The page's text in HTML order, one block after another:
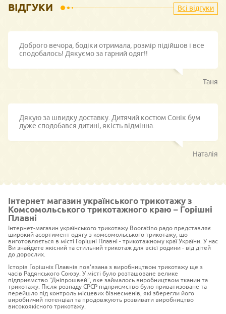
Всі відгуки
ВІДГУКИ
Доброго вечора, бодіки отримала, розмір підійшов і все
сподобалось! Дякуємо за гарний одяг!!
Таня
Дякую за швидку доставку. Дитячий костюм Сонік бум
дуже сподобався дитині, якість відмінна.
Наталія
Інтернет магазин українського трикотажу з
Комсомольського трикотажного краю – Горішні
Плавні
Інтернет-магазин українського трикотажу Booratino радо представляє
широкий асортимент одягу з комсомольського трикотажу, що
виготовляється в місті Горішні Плавні - трикотажному краї України. У нас
Ви знайдете якісний та стильний трикотаж для всієї родини - від дітей
до дорослих.
Історія Горішніх Плавнів пов'язана з виробництвом трикотажу ще з
часів Радянського Союзу. У місті було розташоване велике
підприємство "Дніпрошвей", яке займалось виробництвом тканин та
трикотажу. Після розпаду СРСР підприємство було приватизоване та
перейшло під контроль місцевих бізнесменів, які зберегли його
виробничий потенціал та продовжують розвивати виробництво
високоякісного трикотажу.